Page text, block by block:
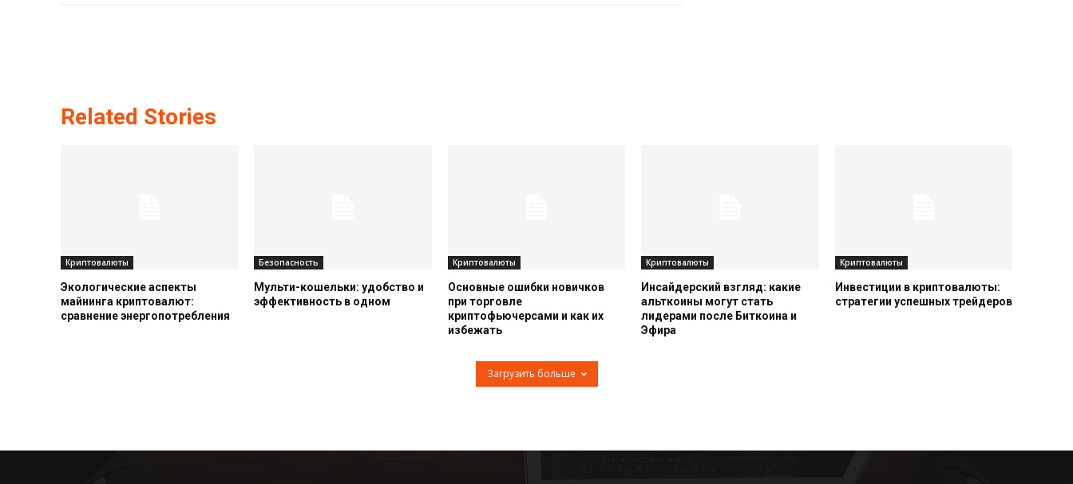
Related Stories
Криптовалюты
Экологические аспекты
майнинга криптовалют:
сравнение энергопотребления
Безопасность
Мульти-кошельки: удобство и
эффективность в одном
Криптовалюты
Основные ошибки новичков
при торговле
криптофьючерсами и как их
избежать
Криптовалюты
Инсайдерский взгляд: какие
альткоины могут стать
лидерами после Биткоина и
Эфира
Криптовалюты
Инвестиции в криптовалюты:
стратегии успешных трейдеров
Загрузить больше